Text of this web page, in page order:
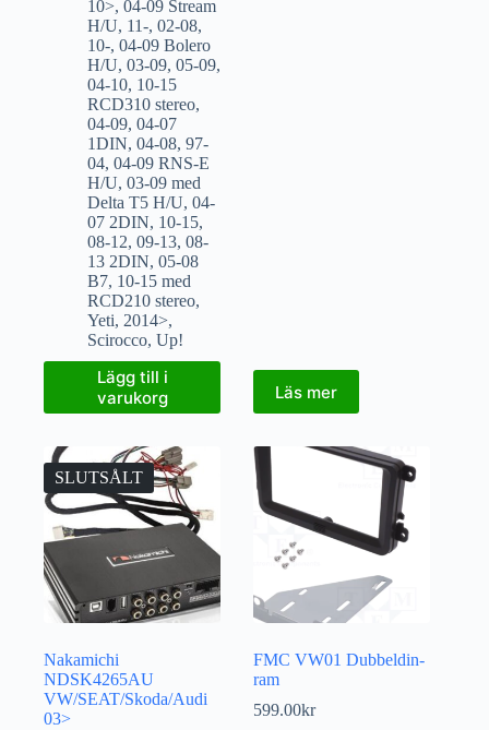
10>, 04-09 Stream
H/U, 11-, 02-08,
10-, 04-09 Bolero
H/U, 03-09, 05-09,
04-10, 10-15
RCD310 stereo,
04-09, 04-07
1DIN, 04-08, 97-
04, 04-09 RNS-E
H/U, 03-09 med
Delta T5 H/U, 04-
07 2DIN, 10-15,
08-12, 09-13, 08-
13 2DIN, 05-08
B7, 10-15 med
RCD210 stereo,
Yeti, 2014>,
Scirocco, Up!
Lägg till i
varukorg
Läs mer
SLUTSÅLT
Nakamichi
NDSK4265AU
VW/SEAT/Skoda/Audi
03>
FMC VW01 Dubbeldin-
ram
599.00kr